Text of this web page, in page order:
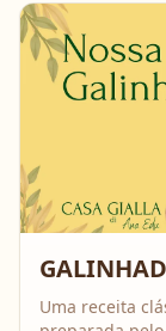
Uma receita